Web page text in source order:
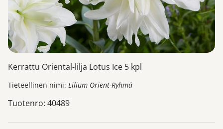
Kerrattu Oriental-lilja Lotus Ice 5 kpl
Tieteellinen nimi: Lilium Orient-Ryhmä
Tuotenro: 40489